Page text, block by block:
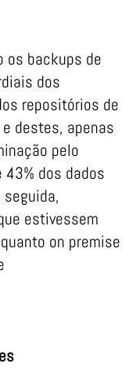
os backups de
dos
repositórios de
destes, apenas
pelo
dos dados
estivessem
on premise